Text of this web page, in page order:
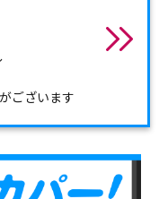
ございます